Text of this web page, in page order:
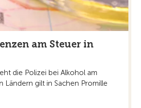
am Steuer in
die Polizei bei Alkohol am
Ländern gilt in Sachen Promille